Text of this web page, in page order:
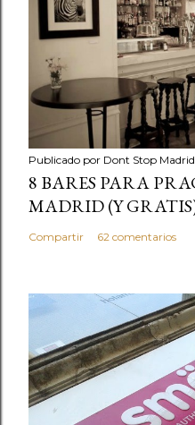
Publicado por Dont Stop Madrid
8 BARES PARA
MADRID (Y
Compartir 62 comentarios